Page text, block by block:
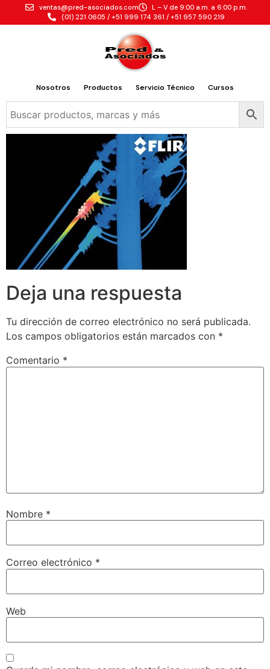
ventas@pred-asociados.com
L – V de 9:00 a.m. a 6:00 p.m.
(01) 221 0605 / +51 999 174 361 / +51 957 590 219
Nosotros Productos Servicio Técnico Cursos
Deja una respuesta
Tu dirección de correo electrónico no será publicada.
Los campos obligatorios están marcados con *
Comentario *
Nombre *
Correo electrónico *
Web